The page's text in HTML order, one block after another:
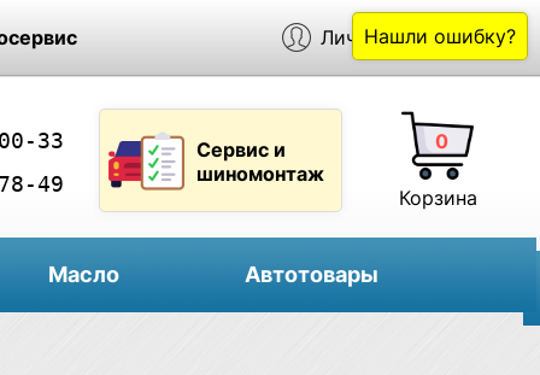
Личный кабинет
33
49
Сервис и
шиномонтаж
0
Корзина
Масло Автотовары
Нашли ошибку?